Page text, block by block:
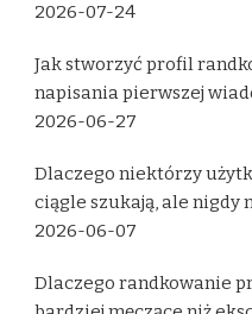
2026-07-24
Jak stworzyć profil
napisania pierwszej
2026-06-27
Dlaczego niektórzy
ciągle szukają, ale nigdy
2026-06-07
Dlaczego randkowanie